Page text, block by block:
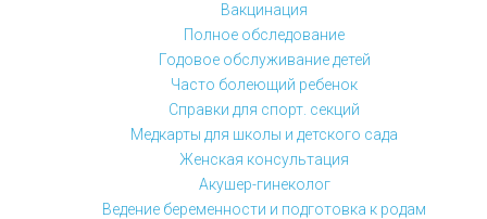
Вакцинация
Полное обследование
Годовое обслуживание детей
Часто болеющий ребенок
Справки для спорт. секций
Медкарты для школы и детского сада
Женская консультация
Акушер-гинеколог
Ведение беременности и подготовка к родам